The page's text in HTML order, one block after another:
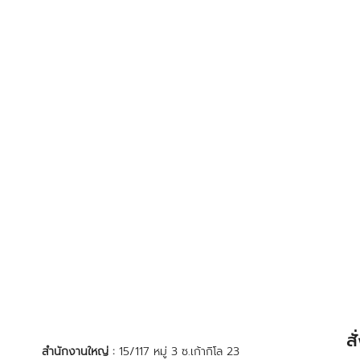
สำนักงานใหญ่ : 15/117 หมู่ 3 ซ.เก้ากิโล 23